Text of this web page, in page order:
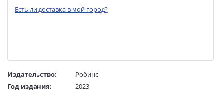
Есть ли доставка в мой город?
Издательство:
Робинс
Год издания:
2023